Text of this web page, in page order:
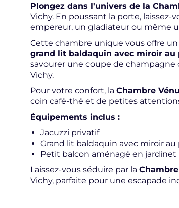
Plongez dans l'univers de la
Vichy. En poussant la porte,
empereur, un gladiateur ou même
Cette chambre unique vous offre un
grand lit baldaquin avec miroir au
savourer une coupe de champagne
Vichy.
Pour votre confort, la Chambre
coin café-thé et de petites
Équipements inclus :
Jacuzzi privatif
Grand lit baldaquin avec miroir au
Petit balcon aménagé en jardinet
Laissez-vous séduire par la
Vichy, parfaite pour une escapade